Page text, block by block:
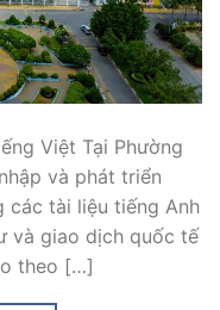
Việt Tại Phường
và phát triển
các tài liệu tiếng Anh
và giao dịch quốc tế
theo […]